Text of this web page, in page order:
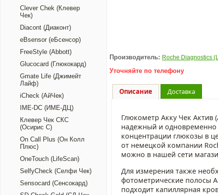
Clever Chek (Клевер
Чек)
Diacont (Диаконт)
eBsensor (еБсенсор)
FreeStyle (Abbott)
Glucocard (Глюкокард)
Gmate Life (Джимейт
Лайф)
iCheck (АйЧек)
IME-DC (ИМЕ-ДЦ)
Клевер Чек СКС
(Осирис С)
On Call Plus (Он Колл
Плюс)
OneTouch (LifeScan)
SelfyCheck (Селфи Чек)
Sensocard (Сенсокард)
Производитель: Roche Diagnostics
Уточняйте по телефону
Описание Доставка
Глюкометр Акку Чек Актив
надежный и
концентрации глюкозы в
от немецкой компании
можно в нашей сети
Для измерения также
фотометрические полосы
подходит капиллярная